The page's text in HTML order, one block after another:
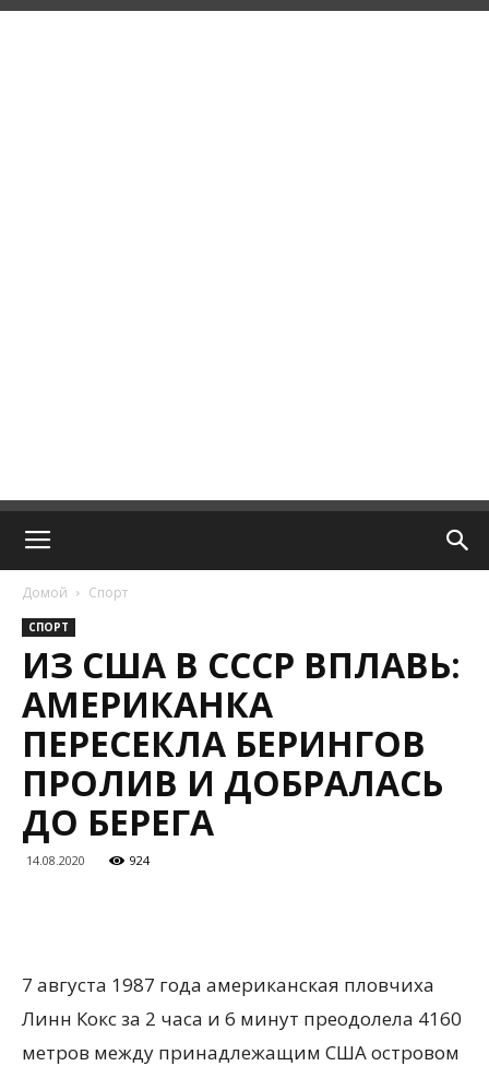
Домой Спорт
СПОРТ
ИЗ США В СССР ВПЛАВЬ:
АМЕРИКАНКА
ПЕРЕСЕКЛА БЕРИНГОВ
ПРОЛИВ И ДОБРАЛАСЬ
ДО БЕРЕГА
14.08.2020 924
7 августа 1987 года американская пловчиха
Линн Кокс за 2 часа и 6 минут преодолела 4160
метров между принадлежащим США островом